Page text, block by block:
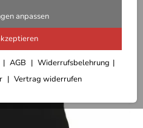
anpassen
AGB
Widerrufsbelehrung
Vertrag widerrufen